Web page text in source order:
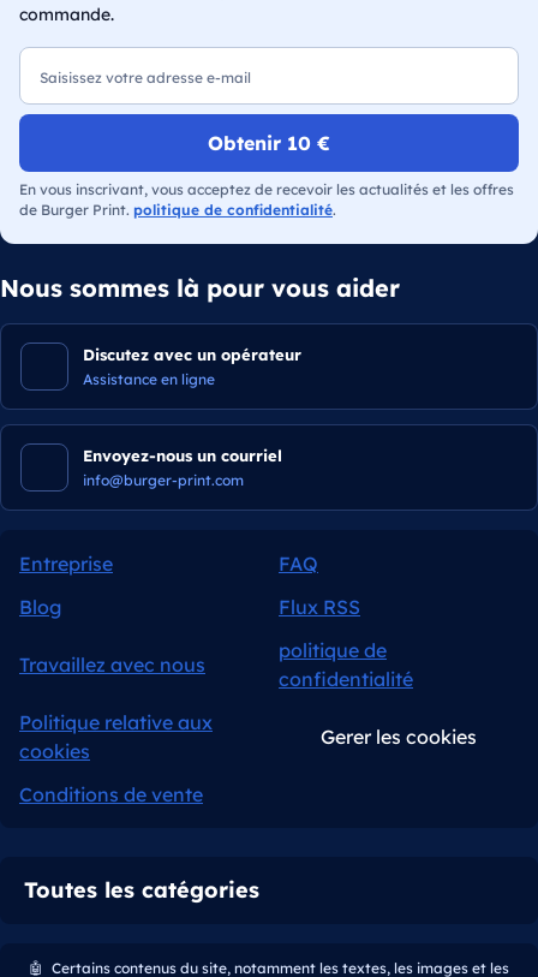
commande.
E-mail
Obtenir 10 €
En vous inscrivant, vous acceptez de recevoir les actualités et les offres
de Burger Print. politique de confidentialité.
Nous sommes là pour vous aider
Discutez avec un opérateur
Assistance en ligne
Envoyez-nous un courriel
info@burger-print.com
Entreprise
FAQ
Blog
Flux RSS
Travaillez avec nous
politique de
confidentialité
Politique relative aux
cookies
Gerer les cookies
Conditions de vente
Toutes les catégories
🤖 Certains contenus du site, notamment les textes, les images et les